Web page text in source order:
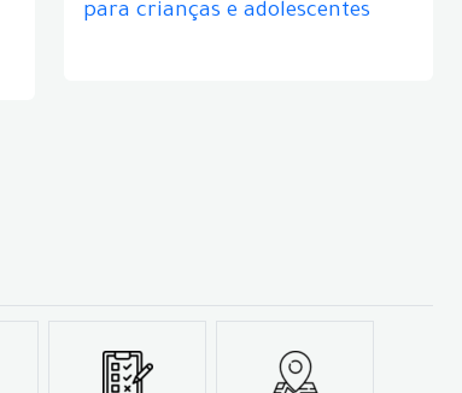
para crianças e adolescentes